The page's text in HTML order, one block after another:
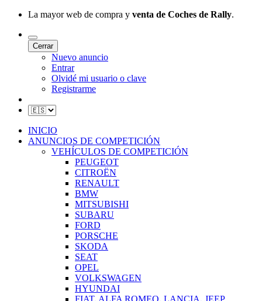
La mayor web de compra y venta de Coches de Rally.
Cerrar
Nuevo anuncio
Entrar
Olvidé mi usuario o clave
Registrarme
INICIO
ANUNCIOS DE COMPETICIÓN
VEHÍCULOS DE COMPETICIÓN
PEUGEOT
CITROËN
RENAULT
BMW
MITSUBISHI
SUBARU
FORD
PORSCHE
SKODA
SEAT
OPEL
VOLKSWAGEN
HYUNDAI
FIAT, ALFA ROMEO, LANCIA, JEEP